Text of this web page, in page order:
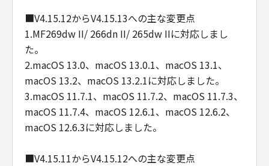
■V4.15.12からV4.15.13への主な変更点
1.MF269dw II/ 266dn II/ 265dw IIに対応しまし
た。
2.macOS 13.0、macOS 13.0.1、macOS 13.1、
macOS 13.2、macOS 13.2.1に対応しました。
3.macOS 11.7.1、macOS 11.7.2、macOS 11.7.3、
macOS 11.7.4、macOS 12.6.1、macOS 12.6.2、
macOS 12.6.3に対応しました。
■V4.15.11からV4.15.12への主な変更点